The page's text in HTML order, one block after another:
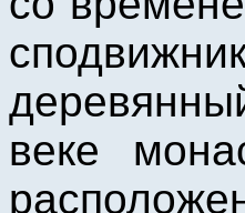
веке